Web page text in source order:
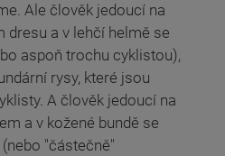
Ale člověk jedoucí na
dresu a v lehčí helmě se
aspoň trochu cyklistou),
rysy, které jsou
A člověk jedoucí na
a v kožené bundě se
"částečně"